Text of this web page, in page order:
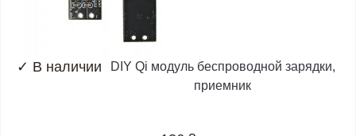
✓ В наличии
DIY Qi модуль беспроводной зарядки,
приемник